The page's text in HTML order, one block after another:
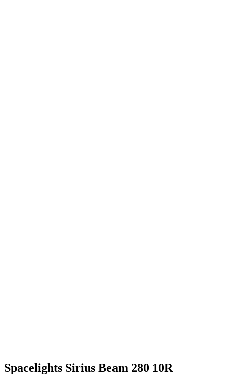
Spacelights Sirius Beam 280 10R